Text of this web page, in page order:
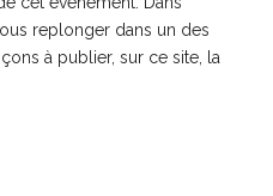
replonger dans un des
à publier, sur ce site, la